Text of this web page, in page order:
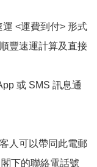
<運費到付> 形式
豐速運計算及直接
或 SMS 訊息通
人可以帶同此電郵
下的聯絡電話號